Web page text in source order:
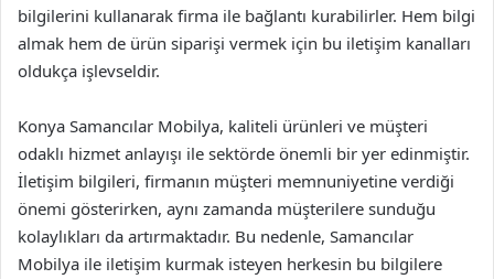
bilgilerini kullanarak firma ile bağlantı kurabilirler. Hem bilgi
almak hem de ürün siparişi vermek için bu iletişim kanalları
oldukça işlevseldir.
Konya Samancılar Mobilya, kaliteli ürünleri ve müşteri
odaklı hizmet anlayışı ile sektörde önemli bir yer edinmiştir.
İletişim bilgileri, firmanın müşteri memnuniyetine verdiği
önemi gösterirken, aynı zamanda müşterilere sunduğu
kolaylıkları da artırmaktadır. Bu nedenle, Samancılar
Mobilya ile iletişim kurmak isteyen herkesin bu bilgilere